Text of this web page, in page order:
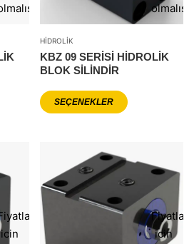
HIDROLIK
KBZ 09 SERİSİ HİDROLİK
BLOK SİLİNDİR
SEÇENEKLER
icin
Fiyatlar
icin